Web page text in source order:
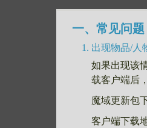
一、常见问题
出现物品/人
如果出现该
载客户端后
魔域更新包
客户端下载